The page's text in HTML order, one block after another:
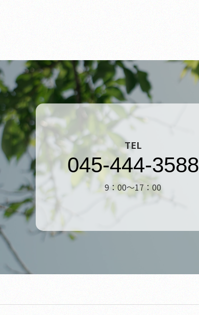
TEL
045-444-3588
9：00～17：00